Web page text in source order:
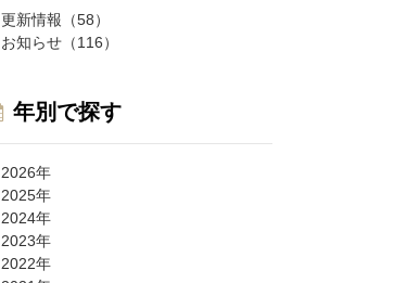
更新情報（58）
お知らせ（116）
年別で探す
2026年
2025年
2024年
2023年
2022年